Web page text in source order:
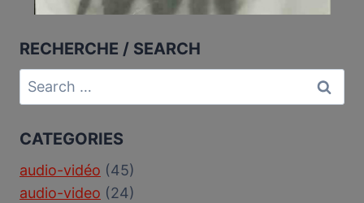
RECHERCHE / SEARCH
Search
for:
CATEGORIES
audio-vidéo (45)
audio-video (24)